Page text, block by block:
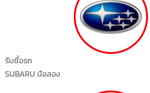
รับซื้อรถ
SUBARU มือสอง